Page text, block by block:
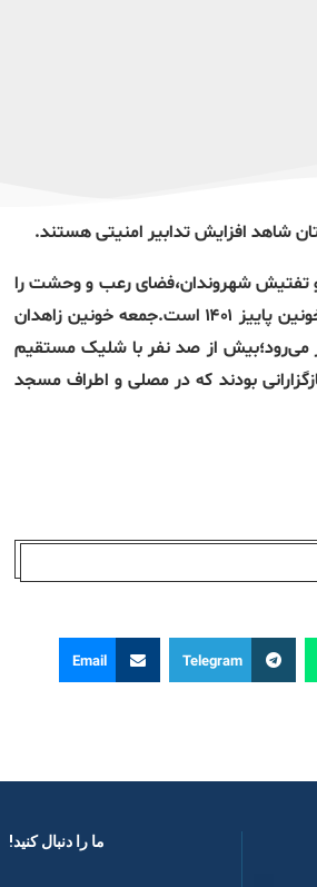
و تفتیش شهروندان،فضای رعب و وحشت را
بر شهر حاکم کرده‌اند.منابع می‌گویند حضور گسترده نیروها در خیابان‌ها،یادآور همان روزهای خونین پاییز ۱۴۰۱ است.جمعه خونین زاهدان
به شمار می‌رود؛بیش از صد نفر با شلیک مستقیم
بودند که در مصلی و اطراف مسجد
Telegram
Email
ما را دنبال کنید! ​